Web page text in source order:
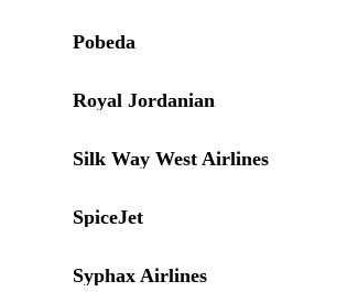
Pobeda
Royal Jordanian
Silk Way West Airlines
SpiceJet
Syphax Airlines